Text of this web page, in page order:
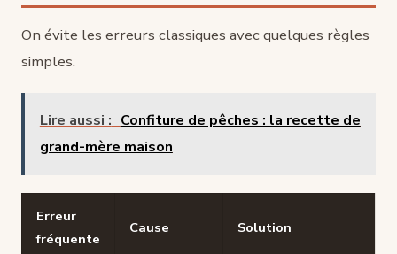
On évite les erreurs classiques avec quelques règles
simples.
Lire aussi : Confiture de pêches : la recette de
grand-mère maison
Erreur
fréquente
Cause Solution